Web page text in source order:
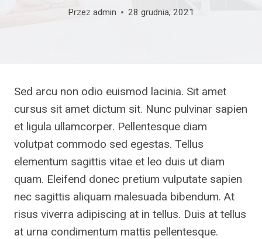
Przez admin 28 grudnia, 2021
Sed arcu non odio euismod lacinia. Sit amet
cursus sit amet dictum sit. Nunc pulvinar sapien
et ligula ullamcorper. Pellentesque diam
volutpat commodo sed egestas. Tellus
elementum sagittis vitae et leo duis ut diam
quam. Eleifend donec pretium vulputate sapien
nec sagittis aliquam malesuada bibendum. At
risus viverra adipiscing at in tellus. Duis at tellus
at urna condimentum mattis pellentesque.